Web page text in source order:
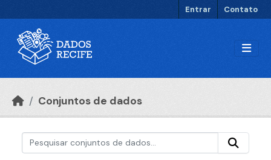
Entrar Contato
Conjuntos de dados